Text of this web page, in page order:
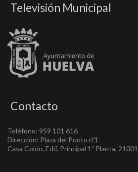
Televisión Municipal
Contacto
Teléfono: 959 101 616
Dirección: Plaza del Punto nº1
Casa Colón, Edif. Principal 1ª Planta, 21001